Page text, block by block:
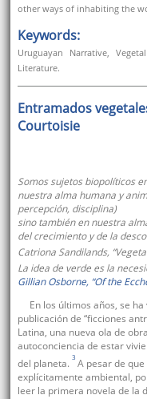
other ways of inhabiting the
Keywords:
Uruguayan Narrative,
Literature.
Entramados
Courtoisie
Somos sujetos biopolíticos
nuestra alma humana y
percepción, disciplina)
sino también en nuestra
del crecimiento y de la
Catriona Sandilands,
La idea de verde es la
Gillian Osborne, “Of the
En los últimos años, se
publicación de “ficciones
Latina, una nueva ola de
autoconciencia de estar
del planeta. 3 A pesar de
explícitamente ambiental,
leer la primera novela de la